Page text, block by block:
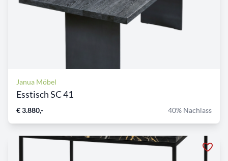
Janua Möbel
Esstisch SC 41
€ 3.880,- 40% Nachlass